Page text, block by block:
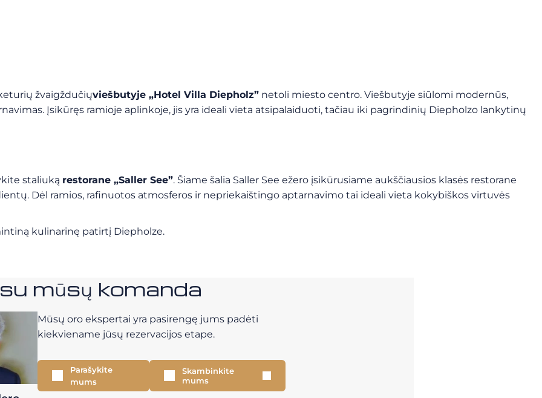
žvaigždučiųviešbutyje „Hotel Villa Diepholz” netoli miesto centro. Viešbutyje siūlomi modernūs,
Įsikūręs ramioje aplinkoje, jis yra ideali vieta atsipalaiduoti, tačiau iki pagrindinių Diepholzo lankytinų
staliuką restorane „Saller See”. Šiame šalia Saller See ežero įsikūrusiame aukščiausios klasės restorane
Dėl ramios, rafinuotos atmosferos ir nepriekaištingo aptarnavimo tai ideali vieta kokybiškos virtuvės
kulinarinę patirtį Diepholze.
mūsų komanda
Mūsų oro ekspertai yra pasirengę jums padėti
kiekviename jūsų rezervacijos etape.
Parašykite
mums
Skambinkite
mums